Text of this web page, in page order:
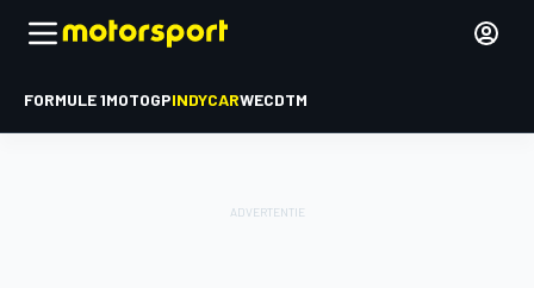
FORMULE 1MOTOGPINDYCARWECDTM